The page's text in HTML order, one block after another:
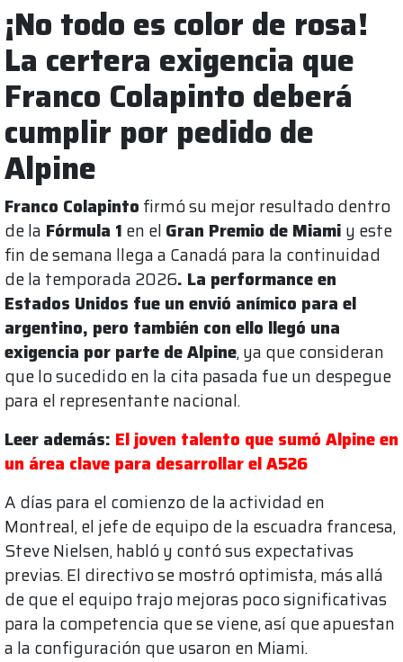
¡No todo es color de rosa!
La certera exigencia que
Franco Colapinto deberá
cumplir por pedido de
Alpine
Franco Colapinto firmó su mejor resultado dentro
de la Fórmula 1 en el Gran Premio de Miami y este
fin de semana llega a Canadá para la continuidad
de la temporada 2026. La performance en
Estados Unidos fue un envió anímico para el
argentino, pero también con ello llegó una
exigencia por parte de Alpine, ya que consideran
que lo sucedido en la cita pasada fue un despegue
para el representante nacional.
Leer además: El joven talento que sumó Alpine en
un área clave para desarrollar el A526
A días para el comienzo de la actividad en
Montreal, el jefe de equipo de la escuadra francesa,
Steve Nielsen, habló y contó sus expectativas
previas. El directivo se mostró optimista, más allá
de que el equipo trajo mejoras poco significativas
para la competencia que se viene, así que apuestan
a la configuración que usaron en Miami.